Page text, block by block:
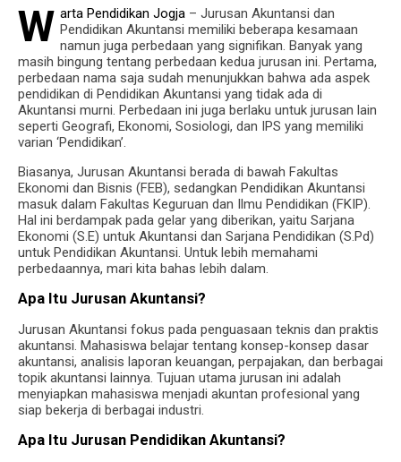
W arta Pendidikan Jogja – Jurusan Akuntansi dan
Pendidikan Akuntansi memiliki beberapa kesamaan
namun juga perbedaan yang signifikan. Banyak yang
masih bingung tentang perbedaan kedua jurusan ini. Pertama,
perbedaan nama saja sudah menunjukkan bahwa ada aspek
pendidikan di Pendidikan Akuntansi yang tidak ada di
Akuntansi murni. Perbedaan ini juga berlaku untuk jurusan lain
seperti Geografi, Ekonomi, Sosiologi, dan IPS yang memiliki
varian ‘Pendidikan’.
Biasanya, Jurusan Akuntansi berada di bawah Fakultas
Ekonomi dan Bisnis (FEB), sedangkan Pendidikan Akuntansi
masuk dalam Fakultas Keguruan dan Ilmu Pendidikan (FKIP).
Hal ini berdampak pada gelar yang diberikan, yaitu Sarjana
Ekonomi (S.E) untuk Akuntansi dan Sarjana Pendidikan (S.Pd)
untuk Pendidikan Akuntansi. Untuk lebih memahami
perbedaannya, mari kita bahas lebih dalam.
Apa Itu Jurusan Akuntansi?
Jurusan Akuntansi fokus pada penguasaan teknis dan praktis
akuntansi. Mahasiswa belajar tentang konsep-konsep dasar
akuntansi, analisis laporan keuangan, perpajakan, dan berbagai
topik akuntansi lainnya. Tujuan utama jurusan ini adalah
menyiapkan mahasiswa menjadi akuntan profesional yang
siap bekerja di berbagai industri.
Apa Itu Jurusan Pendidikan Akuntansi?